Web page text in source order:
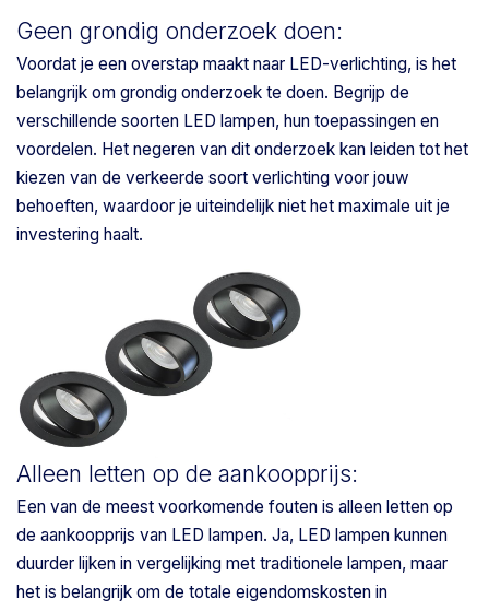
Geen grondig onderzoek doen:
Voordat je een overstap maakt naar LED-verlichting, is het
belangrijk om grondig onderzoek te doen. Begrijp de
verschillende soorten LED lampen, hun toepassingen en
voordelen. Het negeren van dit onderzoek kan leiden tot het
kiezen van de verkeerde soort verlichting voor jouw
behoeften, waardoor je uiteindelijk niet het maximale uit je
investering haalt.
Alleen letten op de aankoopprijs:
Een van de meest voorkomende fouten is alleen letten op
de aankoopprijs van LED lampen. Ja, LED lampen kunnen
duurder lijken in vergelijking met traditionele lampen, maar
het is belangrijk om de totale eigendomskosten in